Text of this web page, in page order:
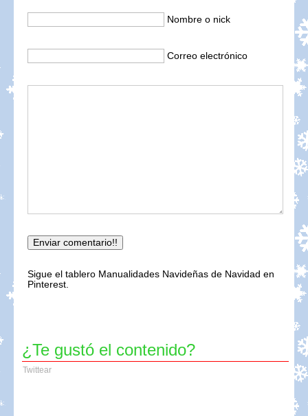
Nombre o nick
Correo electrónico
Sigue el tablero Manualidades Navideñas de Navidad en
Pinterest.
¿Te gustó el contenido?
Twittear